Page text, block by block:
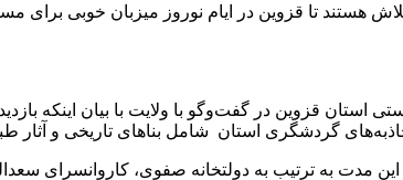
هستند تا قزوین در ایام نوروز میزبان خوبی برای
قزوین در گفت‌وگو با ولایت با بیان اینکه
در این مدت به ترتیب به دولتخانه صفوی،